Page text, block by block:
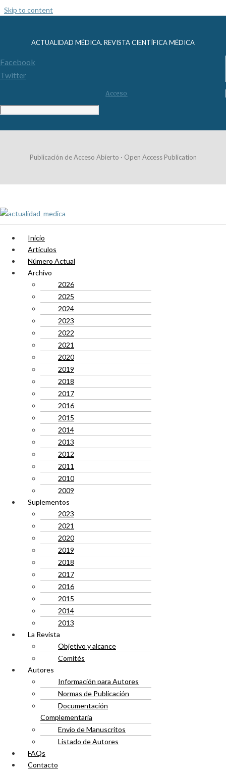
Skip to content
ACTUALIDAD MÉDICA. REVISTA CIENTÍFICA MÉDICA
Facebook
Twitter
Acceso
Publicación de Acceso Abierto · Open Access Publication
Inicio
Artículos
Número Actual
Archivo
2026
2025
2024
2023
2022
2021
2020
2019
2018
2017
2016
2015
2014
2013
2012
2011
2010
2009
Suplementos
2023
2021
2020
2019
2018
2017
2016
2015
2014
2013
La Revista
Objetivo y alcance
Comités
Autores
Información para Autores
Normas de Publicación
Documentación
Complementaria
Envío de Manuscritos
Listado de Autores
FAQs
Contacto